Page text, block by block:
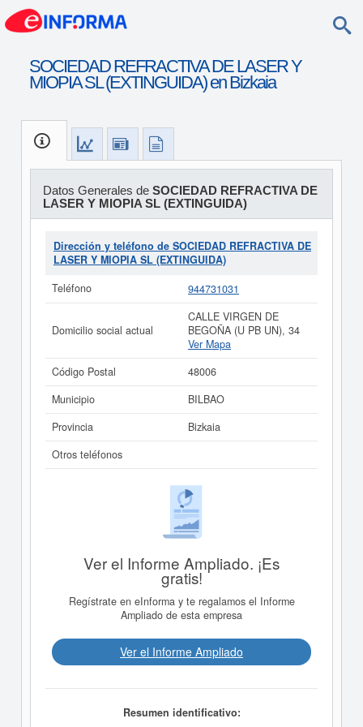
SOCIEDAD REFRACTIVA DE LASER Y
MIOPIA SL (EXTINGUIDA) en Bizkaia
Datos Generales de SOCIEDAD REFRACTIVA DE
LASER Y MIOPIA SL (EXTINGUIDA)
Dirección y teléfono de SOCIEDAD REFRACTIVA DE
LASER Y MIOPIA SL (EXTINGUIDA)
Teléfono
944731031
Domicilio social actual
CALLE VIRGEN DE
BEGOÑA (U PB UN), 34
Ver Mapa
Código Postal
48006
Municipio
BILBAO
Provincia
Bizkaia
Otros teléfonos
Ver el Informe Ampliado. ¡Es
gratis!
Regístrate en eInforma y te regalamos el Informe
Ampliado de esta empresa
Ver el Informe Ampliado
Resumen identificativo: